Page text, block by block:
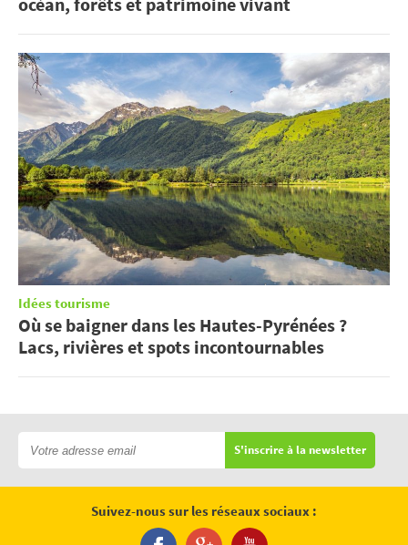
Idées tourisme
Où se baigner dans les Hautes-Pyrénées ?
Lacs, rivières et spots incontournables
S'inscrire à la newsletter
Suivez-nous sur les réseaux sociaux :